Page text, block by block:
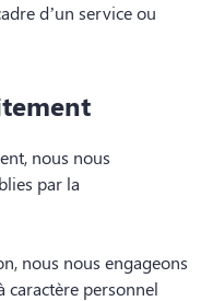
d’un service ou
nous nous
par la
nous nous engageons
caractère personnel